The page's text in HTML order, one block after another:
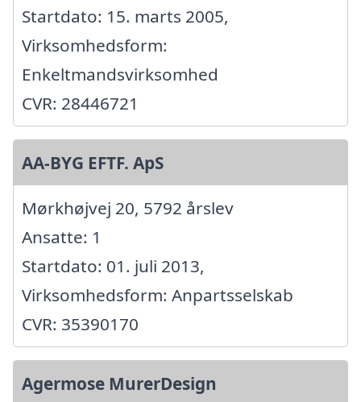
Startdato: 15. marts 2005,
Virksomhedsform:
Enkeltmandsvirksomhed
CVR: 28446721
AA-BYG EFTF. ApS
Mørkhøjvej 20, 5792 årslev
Ansatte: 1
Startdato: 01. juli 2013,
Virksomhedsform: Anpartsselskab
CVR: 35390170
Agermose MurerDesign